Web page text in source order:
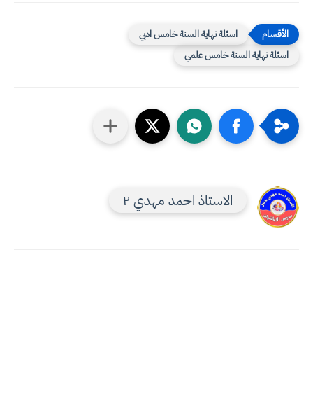
اسئلة نهاية السنة خامس ادبي
اسئلة نهاية السنة خامس علمي
الاستاذ احمد مهدي ٢